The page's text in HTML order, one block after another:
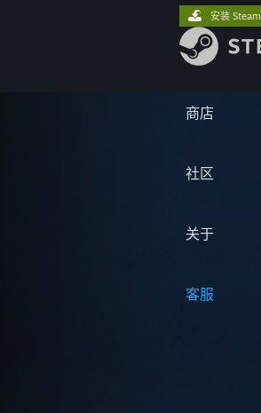
商店
社区
关于
客服
安装 Steam